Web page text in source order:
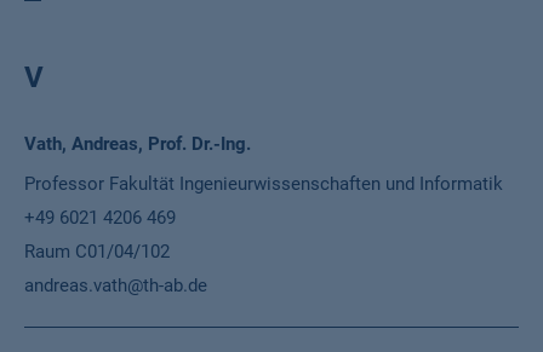
V
Name
Funktion
Telefon
Ort
E-Mail
Vath, Andreas, Prof. Dr.-Ing.
Professor Fakultät Ingenieurwissenschaften und Informatik
+49 6021 4206 469
Raum C01/04/102
andreas.vath@th-ab.de